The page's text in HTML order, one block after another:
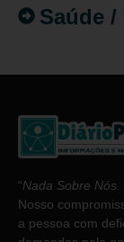
Saúde /
“Nada Sobre Nós.
Nosso
a pessoa com